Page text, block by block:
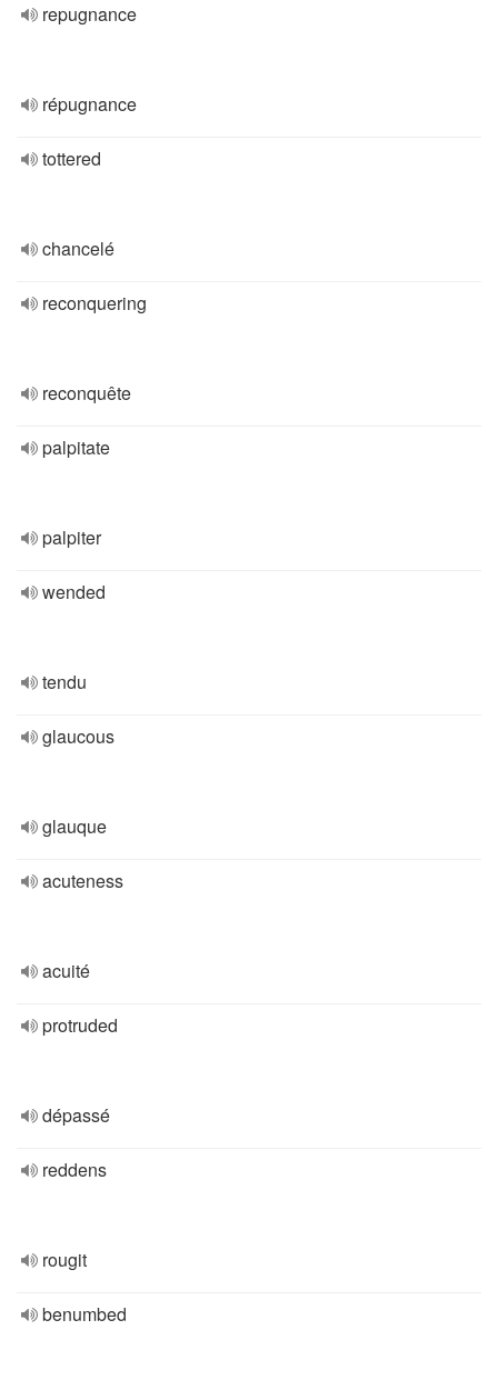
repugnance
répugnance
tottered
chancelé
reconquering
reconquête
palpitate
palpiter
wended
tendu
glaucous
glauque
acuteness
acuité
protruded
dépassé
reddens
rougit
benumbed